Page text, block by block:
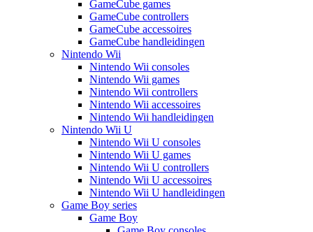
GameCube games
GameCube controllers
GameCube accessoires
GameCube handleidingen
Nintendo Wii
Nintendo Wii consoles
Nintendo Wii games
Nintendo Wii controllers
Nintendo Wii accessoires
Nintendo Wii handleidingen
Nintendo Wii U
Nintendo Wii U consoles
Nintendo Wii U games
Nintendo Wii U controllers
Nintendo Wii U accessoires
Nintendo Wii U handleidingen
Game Boy series
Game Boy